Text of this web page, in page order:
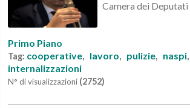
Camera dei Deputati
Primo Piano
Tag: cooperative, lavoro, pulizie, naspi,
internalizzazioni
N° di visualizzazioni (2752)